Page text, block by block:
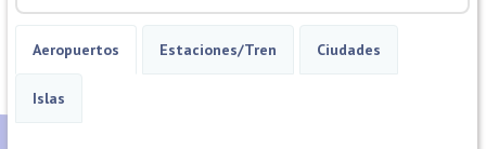
Aeropuertos Estaciones/Tren Ciudades
Islas